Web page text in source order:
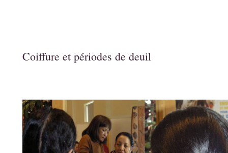
Coiffure et périodes de deuil